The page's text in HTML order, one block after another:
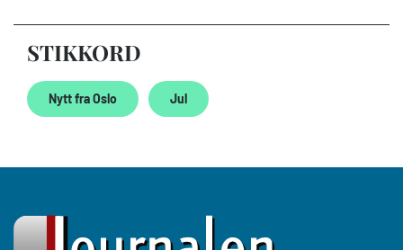
STIKKORD
Nytt fra Oslo Jul